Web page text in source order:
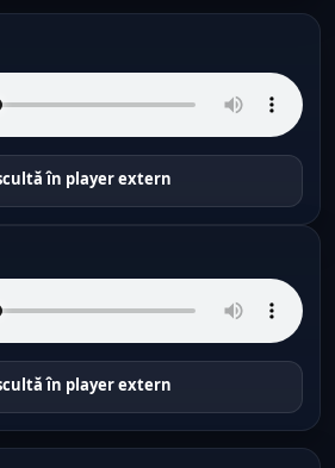
în player extern
în player extern